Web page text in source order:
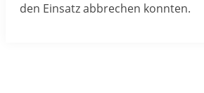
den Einsatz abbrechen konnten.